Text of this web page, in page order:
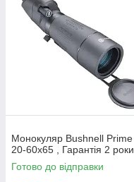
Монокуляр Bushnell Prime
20-60x65 , Гарантія 2 роки
Готово до відправки